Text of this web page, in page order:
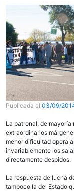
Publicada el 03/09/
La patronal, de
extraordinarios
menor dificultad opera
invariablemente los
directamente despidos.
La respuesta de lucha
tampoco la del Estado